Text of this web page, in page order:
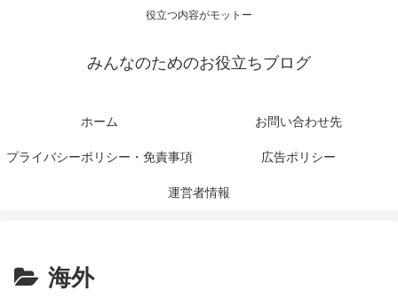
役立つ内容がモットー
みんなのためのお役立ちブログ
ホーム お問い合わせ先
プライバシーポリシー・免責事項 広告ポリシー
運営者情報
海外